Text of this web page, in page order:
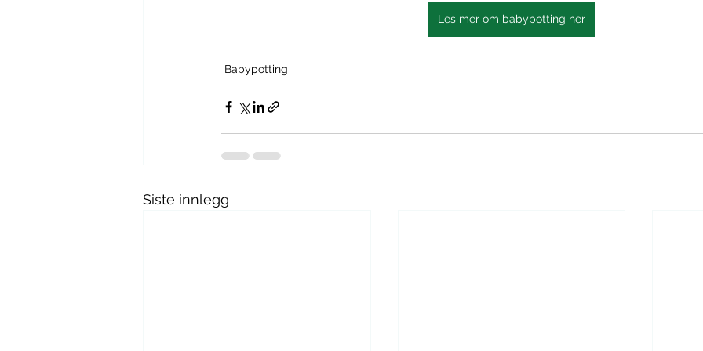
Les mer om babypotting her
Babypotting
Siste innlegg